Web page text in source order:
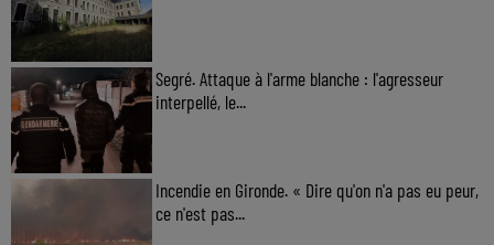
Segré. Attaque à l'arme blanche : l'agresseur
interpellé, le...
Incendie en Gironde. « Dire qu'on n'a pas eu peur,
ce n'est pas...